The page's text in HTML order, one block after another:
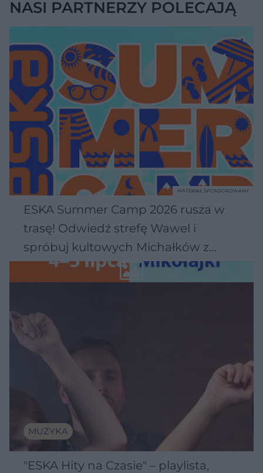
NASI PARTNERZY POLECAJĄ
ESKA Summer Camp 2026 rusza w
trasę! Odwiedź strefę Wawel i
spróbuj kultowych Michałków z
Wawelu
MATERIAŁ SPONSOROWANY
MUZYKA
"ESKA Hity na Czasie" – playlista,